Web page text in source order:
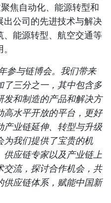
焦自动化、能源转型和
公司的先进技术与解决
能源转型、航空交通等
参与链博会。我们带来
三分之一，其中包含多
和制造的产品和解决方
水平开放的平台，更好
业链延伸、转型与升级
为我们提供了宝贵的机
供应链专家以及产业链上
交流，探讨合作机会，共
应链体系，赋能中国新